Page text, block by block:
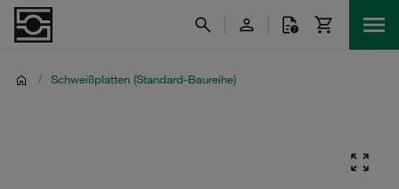
/ Schweißplatten (Standard-Baureihe)